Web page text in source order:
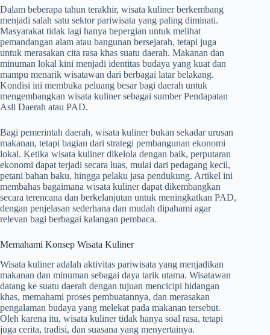
Dalam beberapa tahun terakhir, wisata kuliner berkembang
menjadi salah satu sektor pariwisata yang paling diminati.
Masyarakat tidak lagi hanya bepergian untuk melihat
pemandangan alam atau bangunan bersejarah, tetapi juga
untuk merasakan cita rasa khas suatu daerah. Makanan dan
minuman lokal kini menjadi identitas budaya yang kuat dan
mampu menarik wisatawan dari berbagai latar belakang.
Kondisi ini membuka peluang besar bagi daerah untuk
mengembangkan wisata kuliner sebagai sumber Pendapatan
Asli Daerah atau PAD.
Bagi pemerintah daerah, wisata kuliner bukan sekadar urusan
makanan, tetapi bagian dari strategi pembangunan ekonomi
lokal. Ketika wisata kuliner dikelola dengan baik, perputaran
ekonomi dapat terjadi secara luas, mulai dari pedagang kecil,
petani bahan baku, hingga pelaku jasa pendukung. Artikel ini
membahas bagaimana wisata kuliner dapat dikembangkan
secara terencana dan berkelanjutan untuk meningkatkan PAD,
dengan penjelasan sederhana dan mudah dipahami agar
relevan bagi berbagai kalangan pembaca.
Memahami Konsep Wisata Kuliner
Wisata kuliner adalah aktivitas pariwisata yang menjadikan
makanan dan minuman sebagai daya tarik utama. Wisatawan
datang ke suatu daerah dengan tujuan mencicipi hidangan
khas, memahami proses pembuatannya, dan merasakan
pengalaman budaya yang melekat pada makanan tersebut.
Oleh karena itu, wisata kuliner tidak hanya soal rasa, tetapi
juga cerita, tradisi, dan suasana yang menyertainya.